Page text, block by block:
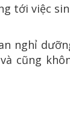
tới việc
nghỉ
cũng